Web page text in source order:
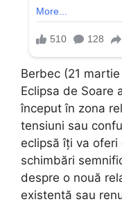
Berbec (21
Eclipsa de Soare
început în zona
tensiuni sau
eclipsă îți va
schimbări
despre o nouă
existentă sau